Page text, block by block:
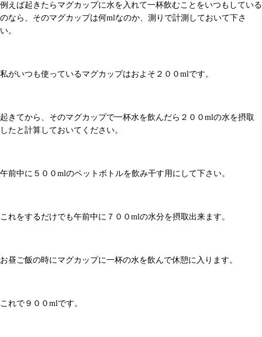
例えば起きたらマグカップに水を入れて一杯飲むことをいつもしている
のなら、そのマグカップは何mlなのか、測りで計測しておいて下さ
い。
私がいつも使っているマグカップはおよそ２００mlです。
起きてから、そのマグカップで一杯水を飲んだら２００mlの水を摂取
したと計算しておいてください。
午前中に５００mlのペットボトルを飲み干す用にして下さい。
これをするだけでも午前中に７００mlの水分を摂取出来ます。
お昼ご飯の時にマグカップに一杯の水を飲んで休憩に入ります。
これで９００mlです。